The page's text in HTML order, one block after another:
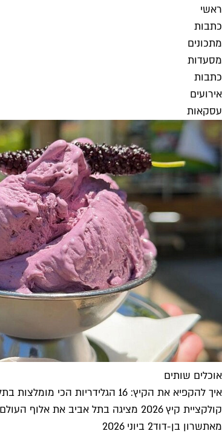
ראשי
כתבות
מתכונים
מסעדות
כתבות
אירועים
עסקאות
אוכלים שותים
איך להקפיא את הקיץ: 16 הגלידריות הכי מומלצות בתל אביב
קולקציית קיץ 2026 מציגה בתל אביב את אלוף העולם בגלידות שנחת כאן ממש אתמול, המון ג׳לאטו איטלקי משובח וארטיזנלי, ויש גם...
מאתשרון בן-דוד2 ביוני 2026